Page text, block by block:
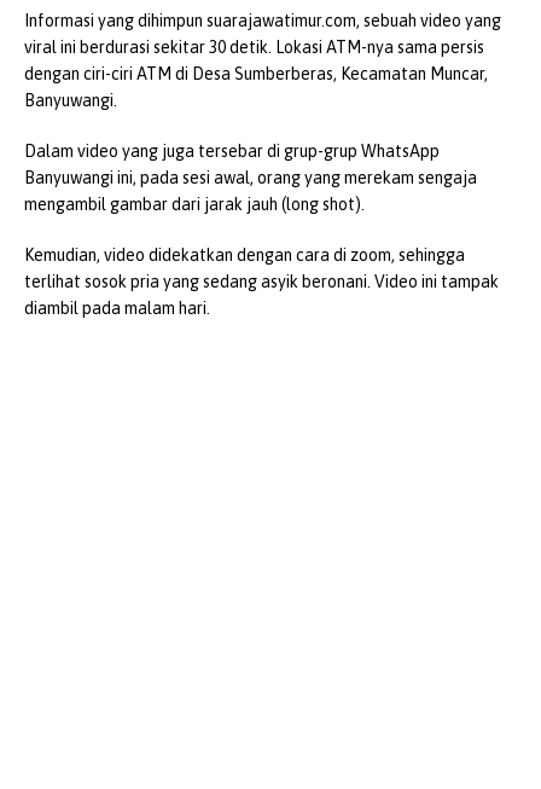
Informasi yang dihimpun suarajawatimur.com, sebuah video yang
viral ini berdurasi sekitar 30 detik. Lokasi ATM-nya sama persis
dengan ciri-ciri ATM di Desa Sumberberas, Kecamatan Muncar,
Banyuwangi.
Dalam video yang juga tersebar di grup-grup WhatsApp
Banyuwangi ini, pada sesi awal, orang yang merekam sengaja
mengambil gambar dari jarak jauh (long shot).
Kemudian, video didekatkan dengan cara di zoom, sehingga
terlihat sosok pria yang sedang asyik beronani. Video ini tampak
diambil pada malam hari.